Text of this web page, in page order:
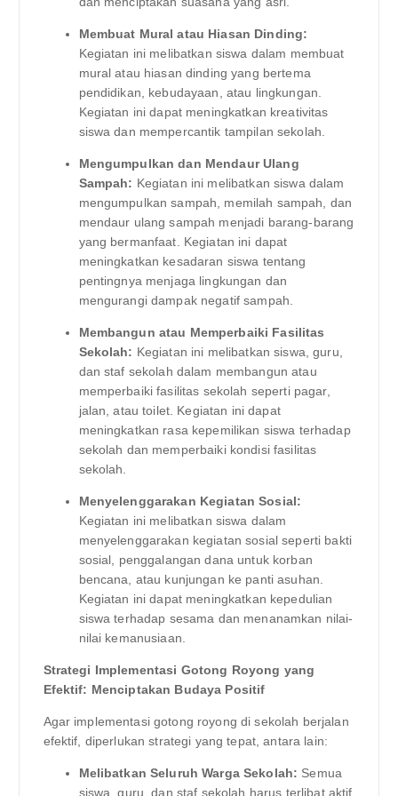
Membuat Mural atau Hiasan Dinding:
Kegiatan ini melibatkan siswa dalam membuat
mural atau hiasan dinding yang bertema
pendidikan, kebudayaan, atau lingkungan.
Kegiatan ini dapat meningkatkan kreativitas
siswa dan mempercantik tampilan sekolah.
Mengumpulkan dan Mendaur Ulang
Sampah: Kegiatan ini melibatkan siswa dalam
mengumpulkan sampah, memilah sampah, dan
mendaur ulang sampah menjadi barang-barang
yang bermanfaat. Kegiatan ini dapat
meningkatkan kesadaran siswa tentang
pentingnya menjaga lingkungan dan
mengurangi dampak negatif sampah.
Membangun atau Memperbaiki Fasilitas
Sekolah: Kegiatan ini melibatkan siswa, guru,
dan staf sekolah dalam membangun atau
memperbaiki fasilitas sekolah seperti pagar,
jalan, atau toilet. Kegiatan ini dapat
meningkatkan rasa kepemilikan siswa terhadap
sekolah dan memperbaiki kondisi fasilitas
sekolah.
Menyelenggarakan Kegiatan Sosial:
Kegiatan ini melibatkan siswa dalam
menyelenggarakan kegiatan sosial seperti bakti
sosial, penggalangan dana untuk korban
bencana, atau kunjungan ke panti asuhan.
Kegiatan ini dapat meningkatkan kepedulian
siswa terhadap sesama dan menanamkan nilai-
nilai kemanusiaan.
Strategi Implementasi Gotong Royong yang
Efektif: Menciptakan Budaya Positif
Agar implementasi gotong royong di sekolah berjalan
efektif, diperlukan strategi yang tepat, antara lain:
Melibatkan Seluruh Warga Sekolah: Semua
siswa, guru, dan staf sekolah harus terlibat aktif